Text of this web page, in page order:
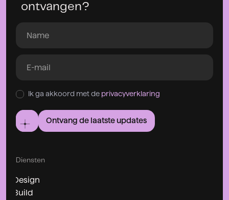
ontvangen?
Ik ga akkoord met de privacyverklaring
Ontvang de laatste updates
Diensten
Design
Build